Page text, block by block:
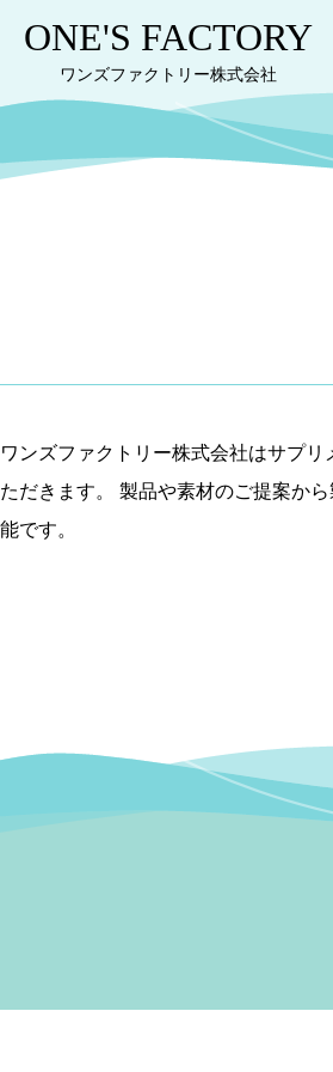
ONE'S FACTORY
ワンズファクトリー株式会社
ワンズファクトリー株式会社はサプ
ただきます。 製品や素材のご提案か
能です。